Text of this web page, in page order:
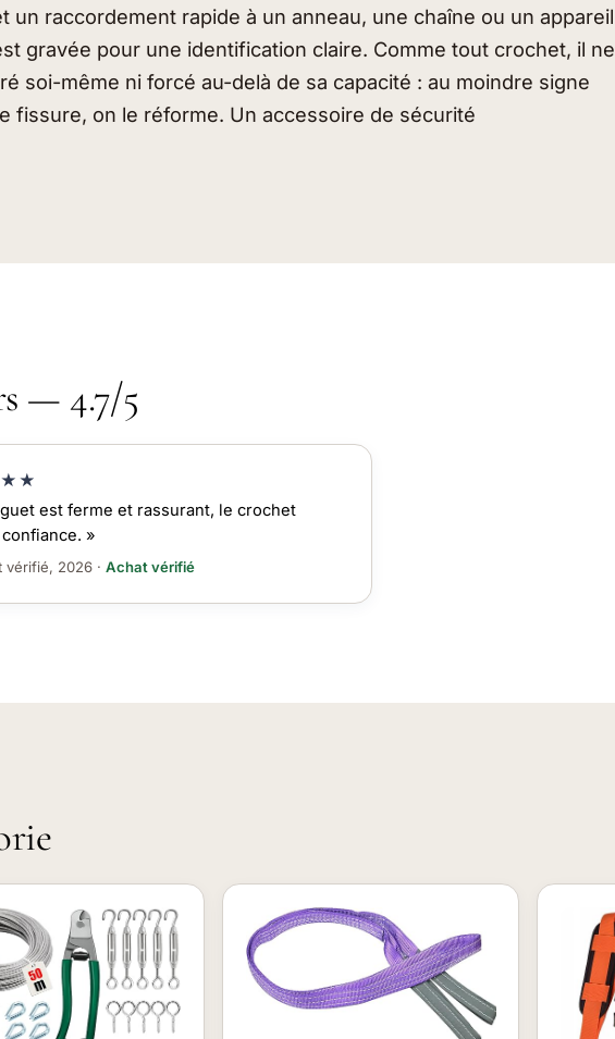
un raccordement rapide à un anneau, une chaîne ou un appareil
gravée pour une identification claire. Comme tout crochet, il ne
soi-même ni forcé au-delà de sa capacité : au moindre signe
fissure, on le réforme. Un accessoire de sécurité
— 4.7/5
est ferme et rassurant, le crochet
»
vérifié, 2026 ·Achat vérifié